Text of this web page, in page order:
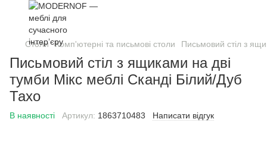
Столи Комп'ютерні та письмові столи Письмовий стіл з
Письмовий стіл з ящиками на дві
тумби Мікс меблі Сканді Білий/Дуб
Тахо
В наявності Артикул: 1863710483 Написати відгук